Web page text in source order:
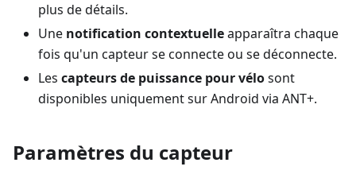
plus de détails.
Une notification contextuelleapparaîtra chaque
fois qu'un capteur se connecte ou se déconnecte.
Les capteurs de puissance pour vélosont
disponibles uniquement sur Android via ANT+.
Paramètres du capteur